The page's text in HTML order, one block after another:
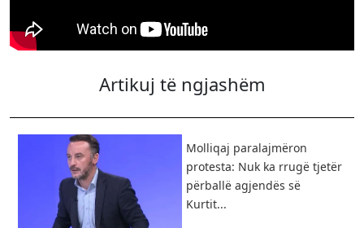
Artikuj të ngjashëm
Molliqaj paralajmëron
protesta: Nuk ka rrugë tjetër
përballë agjendës së
Kurtit...